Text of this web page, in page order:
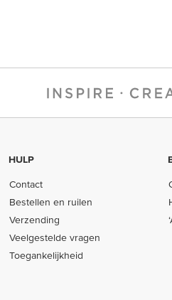
HULP
Contact
Bestellen en ruilen
Verzending
Veelgestelde vragen
Toegankelijkheid